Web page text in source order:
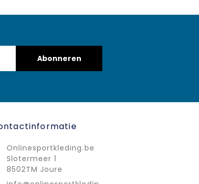
Abonneren
Onlinesportkleding.be
Slotermeer 1
8502TM Joure